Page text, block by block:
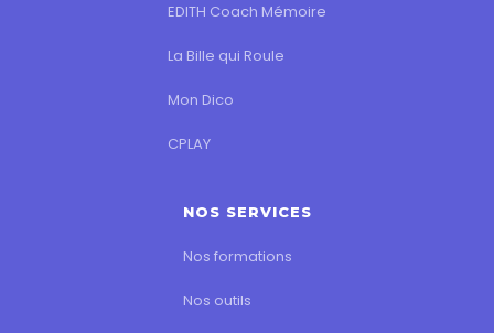
EDITH Coach Mémoire
La Bille qui Roule
Mon Dico
CPLAY
NOS SERVICES
Nos formations
Nos outils